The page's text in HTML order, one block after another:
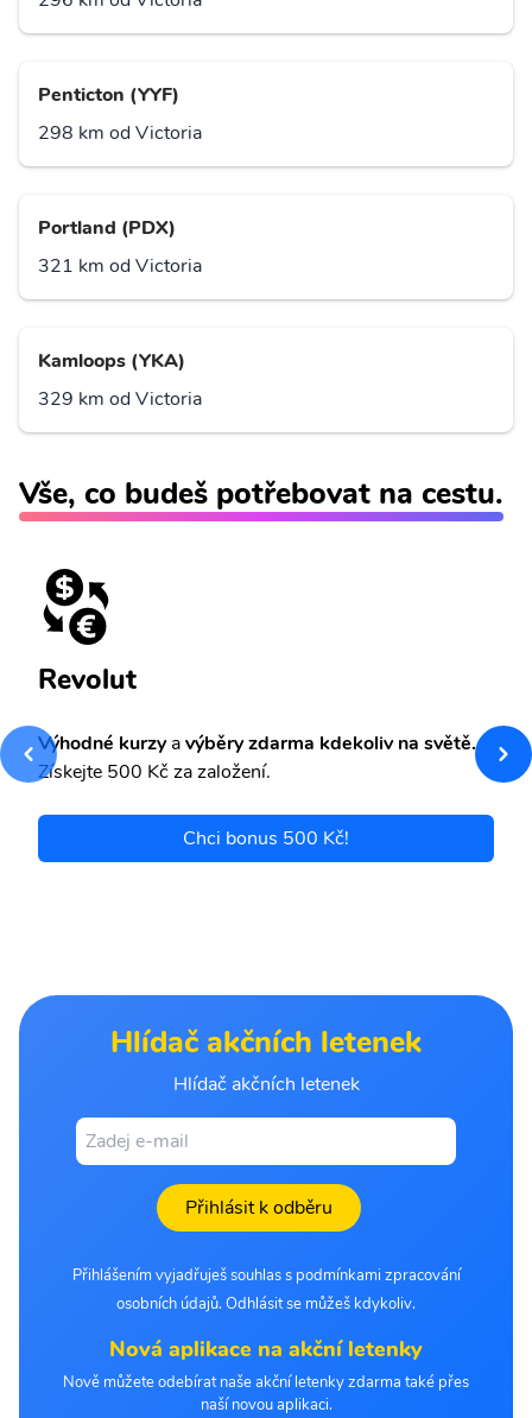
Penticton (YYF)
298 km od Victoria
Portland (PDX)
321 km od Victoria
Kamloops (YKA)
329 km od Victoria
Vše, co budeš potřebovat na cestu.
Revolut
Výhodné kurzyavýběry zdarma kdekoliv na světě.
Získejte 500 Kč za založení.
Chci bonus 500 Kč!
Hlídač akčních letenek
Hlídač akčních letenek
Přihlásit k odběru
Přihlášením vyjadřuješ souhlas s podmínkami zpracování
osobních údajů. Odhlásit se můžeš kdykoliv.
Nová aplikace na akční letenky
Nově můžete odebírat naše akční letenky zdarma také přes
naší novou aplikaci.